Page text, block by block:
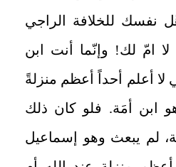
نفسك للخلافة الراجي
امّ لك! وإنّما أنت ابن
لا أعلم أحداً أعظم منزلةً
ابن أمَة. فلو كان ذلك
لم يبعث وهو إسماعيل